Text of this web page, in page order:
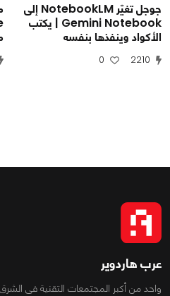
جوجل تغيّر NotebookLM إلى
Gemini Notebook | يكتب
الأكواد وينفذها بنفسه
2210
0
عرب هاردوير
واحد من أكبر المجتمعات التقنية فى